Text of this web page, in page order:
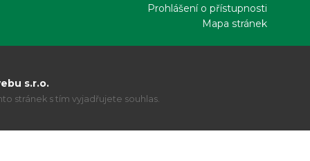
Prohlášení o přístupnosti
Mapa stránek
s.r.o.
stránek s tím vyjadřujete souhlas.